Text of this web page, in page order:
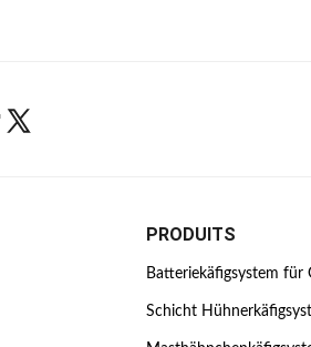
PRODUITS
Batteriekäfigsystem für
Schicht